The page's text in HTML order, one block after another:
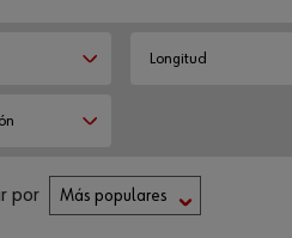
Longitud
por